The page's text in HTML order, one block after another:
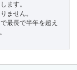
ます。
ません。
最長で半年を超え